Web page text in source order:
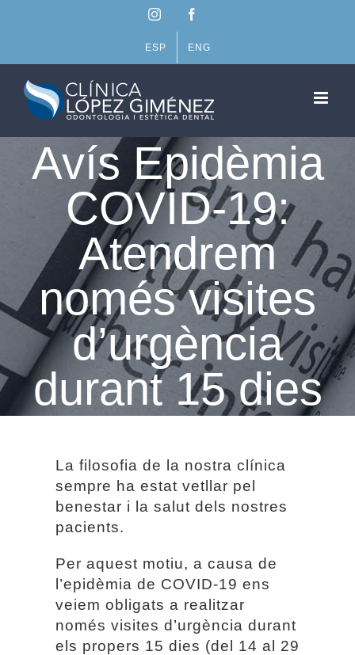
Instagram
ESP ENG
Avís Epidèmia
COVID-19:
Atendrem
només visites
d’urgència
durant 15 dies
La filosofia de la nostra clínica
sempre ha estat vetllar pel
benestar i la salut dels nostres
pacients.
Per aquest motiu, a causa de
l’epidèmia de COVID-19 ens
veiem obligats a realitzar
només visites d’urgència durant
els propers 15 dies (del 14 al 29